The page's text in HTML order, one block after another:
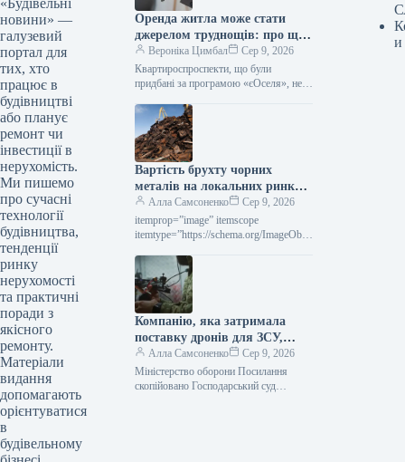
«Будівельні
новини» —
галузевий
портал для
тих, хто
працює в
будівництві
або планує
ремонт чи
інвестиції в
нерухомість.
Ми пишемо
про сучасні
технології
будівництва,
тенденції
ринку
нерухомості
та практичні
поради з
якісного
ремонту.
Матеріали
видання
допомагають
орієнтуватися
в
будівельному
Оренда житла може стати
джерелом труднощів: про що
слід пам’ятати учасникам
програми «єОселя»
Вероніка Цимбал
Сер 9, 2026
Квартироспроспeкти, що були
придбані за програмою «єОселя», не
таке житло в оренду. Поки позика не
буде…
Вартість брухту чорних
металів на локальних ринках
у липні впала на 10–30
доларів за тонну.
Алла Самсоненко
Сер 9, 2026
itemprop=”image” itemscope
itemtype=”https://schema.org/ImageObje
Брухт Новини Світовий ринок вартість
брухту Друк 109 09 Серпня 2026
Вартість металобрухту на
регіональних…
Компанію, яка затримала
поставку дронів для ЗСУ,
оштрафували на 25
мільйонів.
Алла Самсоненко
Сер 9, 2026
Міністерство оборони Посилання
скопійовано Господарський суд
и